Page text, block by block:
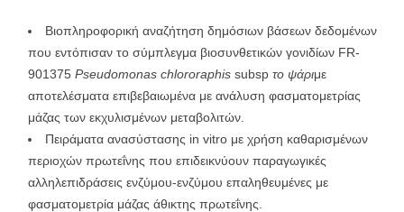
Βιοπληροφορική αναζήτηση δημόσιων βάσεων δεδομένων
που εντόπισαν το σύμπλεγμα βιοσυνθετικών γονιδίων FR-
901375 Pseudomonas chlororaphis subsp το ψάριμε
αποτελέσματα επιβεβαιωμένα με ανάλυση φασματομετρίας
μάζας των εκχυλισμένων μεταβολιτών.
Πειράματα ανασύστασης in vitro με χρήση καθαρισμένων
περιοχών πρωτεΐνης που επιδεικνύουν παραγωγικές
αλληλεπιδράσεις ενζύμου-ενζύμου επαληθευμένες με
φασματομετρία μάζας άθικτης πρωτεΐνης.